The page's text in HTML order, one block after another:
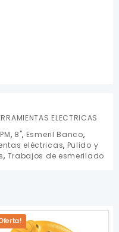
ELECTRICAS
, 8", Esmeril Banco,
eléctricas, Pulido y
, Trabajos de esmerilado